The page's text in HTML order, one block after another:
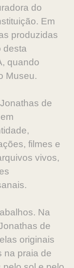
do
Em
produzidas
desta
quando
Museu.
de
filmes e
vivos,
Na
de
originais
na praia de